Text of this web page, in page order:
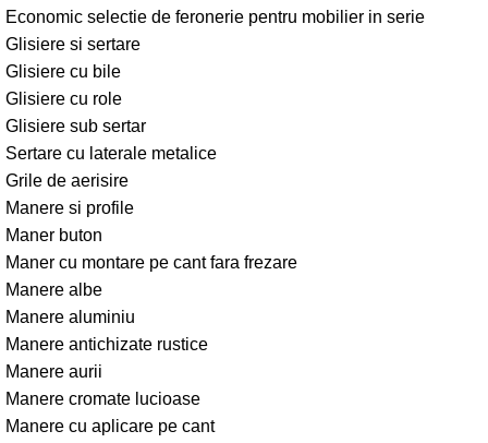
Economic selectie de feronerie pentru mobilier in serie
Glisiere si sertare
Glisiere cu bile
Glisiere cu role
Glisiere sub sertar
Sertare cu laterale metalice
Grile de aerisire
Manere si profile
Maner buton
Maner cu montare pe cant fara frezare
Manere albe
Manere aluminiu
Manere antichizate rustice
Manere aurii
Manere cromate lucioase
Manere cu aplicare pe cant